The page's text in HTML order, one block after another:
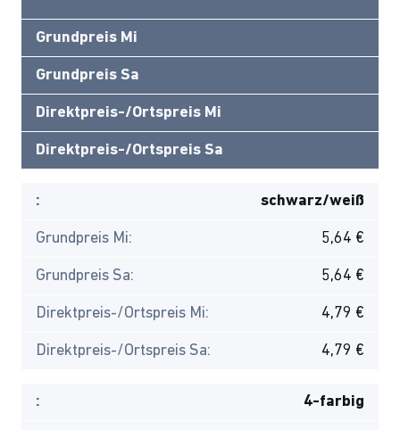
Grundpreis Mi
Grundpreis Sa
Direktpreis-/Ortspreis Mi
Direktpreis-/Ortspreis Sa
: schwarz/weiß
Grundpreis Mi: 5,64 €
Grundpreis Sa: 5,64 €
Direktpreis-/Ortspreis Mi: 4,79 €
Direktpreis-/Ortspreis Sa: 4,79 €
: 4-farbig